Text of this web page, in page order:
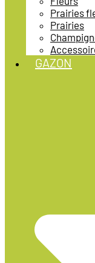
Prairies
Prairies
GAZON